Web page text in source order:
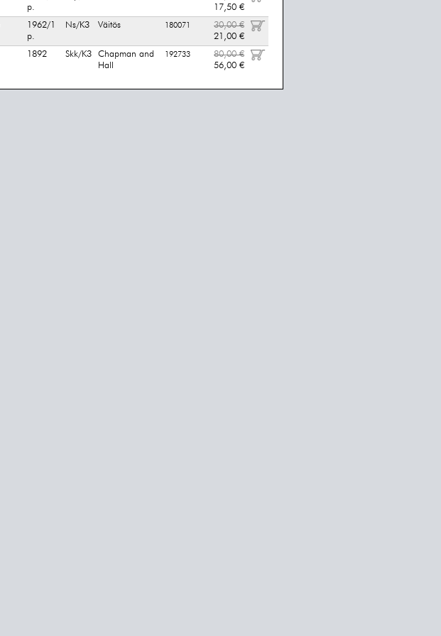
p.
17,50 €
1962/1
p.
Ns/K3 Väitös 180071
30,00 €
21,00 €
1892 Skk/K3
Chapman and
Hall
192733
80,00 €
56,00 €